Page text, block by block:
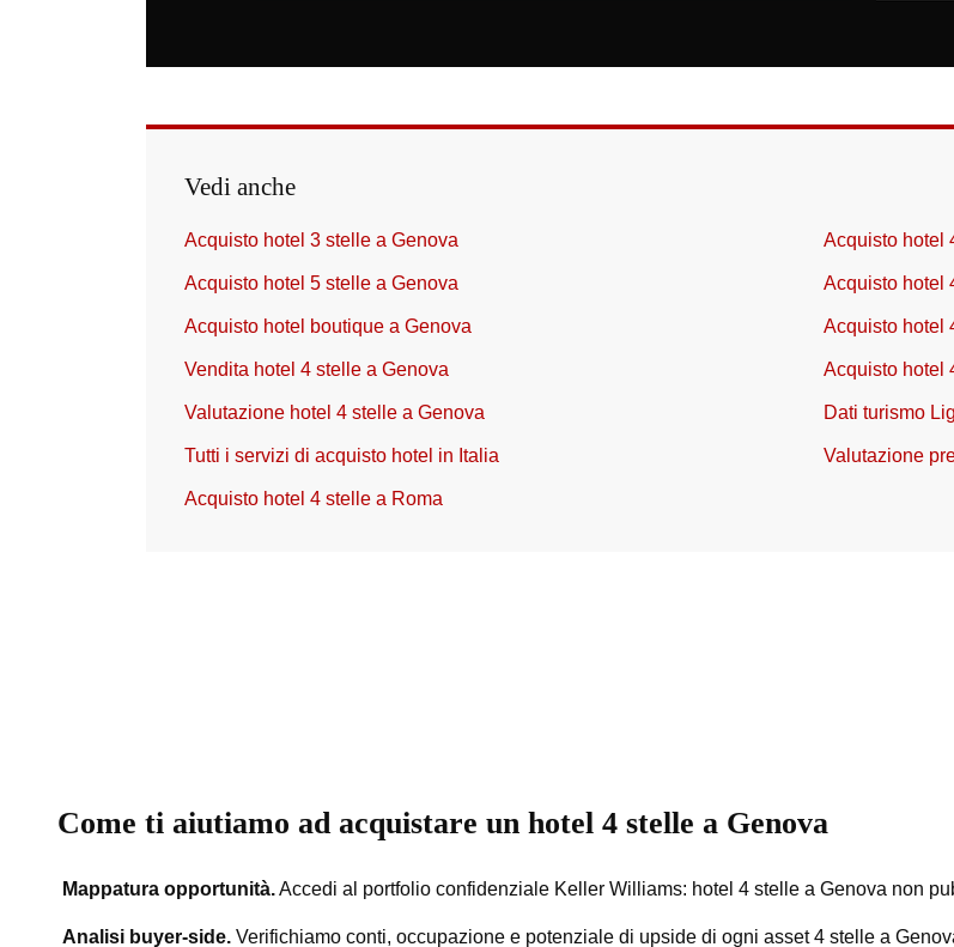
Vedi anche
Acquisto hotel 3 stelle a Genova
Acquisto hotel 5 stelle a Genova
Acquisto hotel boutique a Genova
Vendita hotel 4 stelle a Genova
Valutazione hotel 4 stelle a Genova
Tutti i servizi di acquisto hotel in Italia
Acquisto hotel 4 stelle a Roma
Acquisto hotel
Acquisto hotel
Acquisto hotel
Acquisto hotel
Dati turismo
Valutazione
Come ti aiutiamo ad acquistare un hotel 4 stelle a Genova
Mappatura opportunità.Accedi al portfolio confidenziale Keller Williams: hotel 4 stelle a Genova non
Analisi buyer-side. Verifichiamo conti, occupazione e potenziale di upside di ogni asset 4 stelle a